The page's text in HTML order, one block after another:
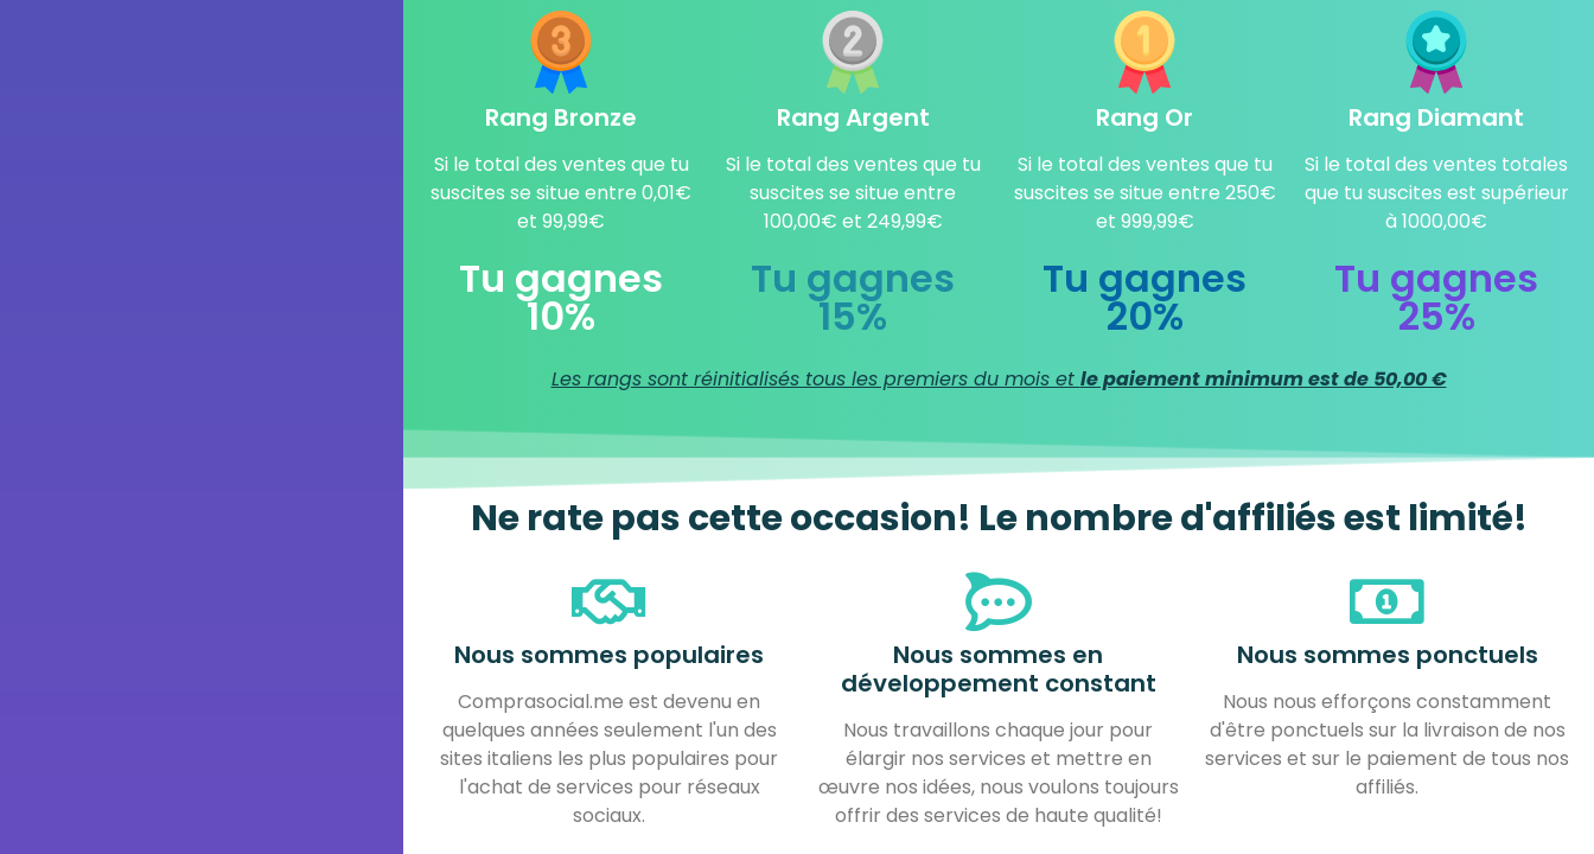
Rang Bronze
Si le total des ventes que tu
suscites se situe entre 0,01€
et 99,99€
Tu gagnes
10%
Rang Argent
Si le total des ventes que tu
suscites se situe entre
100,00€ et 249,99€
Tu gagnes
15%
Rang Or
Si le total des ventes que tu
suscites se situe entre 250€
et 999,99€
Tu gagnes
20%
Rang Diamant
Si le total des ventes totales
que tu suscites est supérieur
à 1000,00€
Tu gagnes
25%
Les rangs sont réinitialisés tous les premiers du mois et le paiement minimum est de 50,00 €
Ne rate pas cette occasion! Le nombre d'affiliés est limité!
Nous sommes populaires
Comprasocial.me est devenu en
quelques années seulement l'un des
sites italiens les plus populaires pour
l'achat de services pour réseaux
sociaux.
Nous sommes en
développement constant
Nous travaillons chaque jour pour
élargir nos services et mettre en
œuvre nos idées, nous voulons toujours
offrir des services de haute qualité!
Nous sommes ponctuels
Nous nous efforçons constamment
d'être ponctuels sur la livraison de nos
services et sur le paiement de tous nos
affiliés.